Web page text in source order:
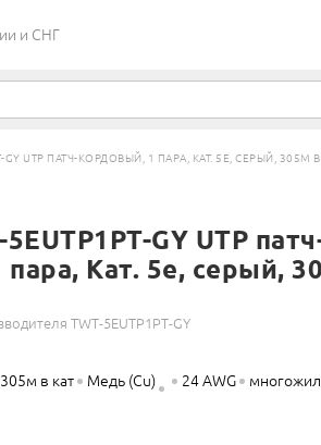
и СНГ
GY UTP ПАТЧ-КОРДОВЫЙ, 1 ПАРА, КАТ. 5E, СЕРЫЙ, 305М В
GY UTP
Кат. 5e, серый,
TWT-5EUTP1PT-GY
305м в кат Медь (Cu) 24 AWG